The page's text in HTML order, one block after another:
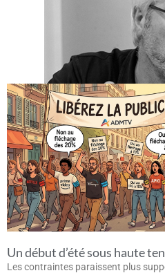
Un début d’été sous haute
Les contraintes paraissent plus